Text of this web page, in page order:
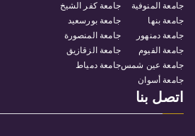
جامعة المنوفية
جامعة بنها
جامعة دمنهور
جامعة الفيوم
جامعة عين شمس
جامعة أسوان
جامعة كفر الشيخ
جامعة بورسعيد
جامعة المنصورة
جامعة الزقازيق
جامعة دمياط
اتصل بنا